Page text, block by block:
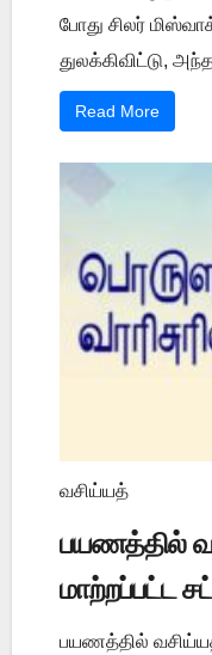
போது சிலர்
துலக்கிவிட்டு,
Read More
வசிய்யத்
பயணத்தில்
மாற்றப்பட்ட
பயணத்தில்